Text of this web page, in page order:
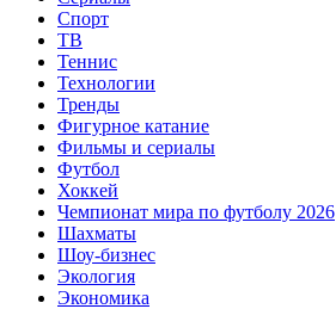
Спорт
ТВ
Теннис
Технологии
Тренды
Фигурное катание
Фильмы и сериалы
Футбол
Хоккей
Чемпионат мира по футболу 2026
Шахматы
Шоу-бизнес
Экология
Экономика